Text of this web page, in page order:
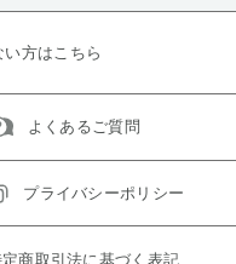
方はこちら
よくあるご質問
プライバシーポリシー
商取引法に基づく表記